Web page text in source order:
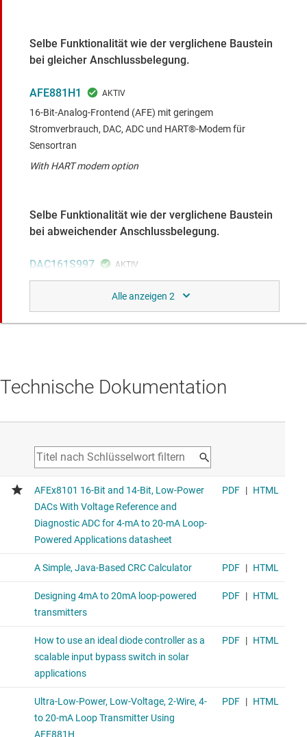
Selbe Funktionalität wie der verglichene Baustein
bei gleicher Anschlussbelegung.
AFE881H1
16-Bit-Analog-Frontend (AFE) mit geringem
Stromverbrauch, DAC, ADC und HART®-Modem für
Sensortran
With HART modem option
Selbe Funktionalität wie der verglichene Baustein
bei abweichender Anschlussbelegung.
DAC161S997
16-Bit-Präzisions-DAC mit interner Referenz und 4 mA-auf-
20 mA-Stromschleifenantrieb
Same 16-bit precision and 4-mA to 20-mA current loop, but
Technische Dokumentation